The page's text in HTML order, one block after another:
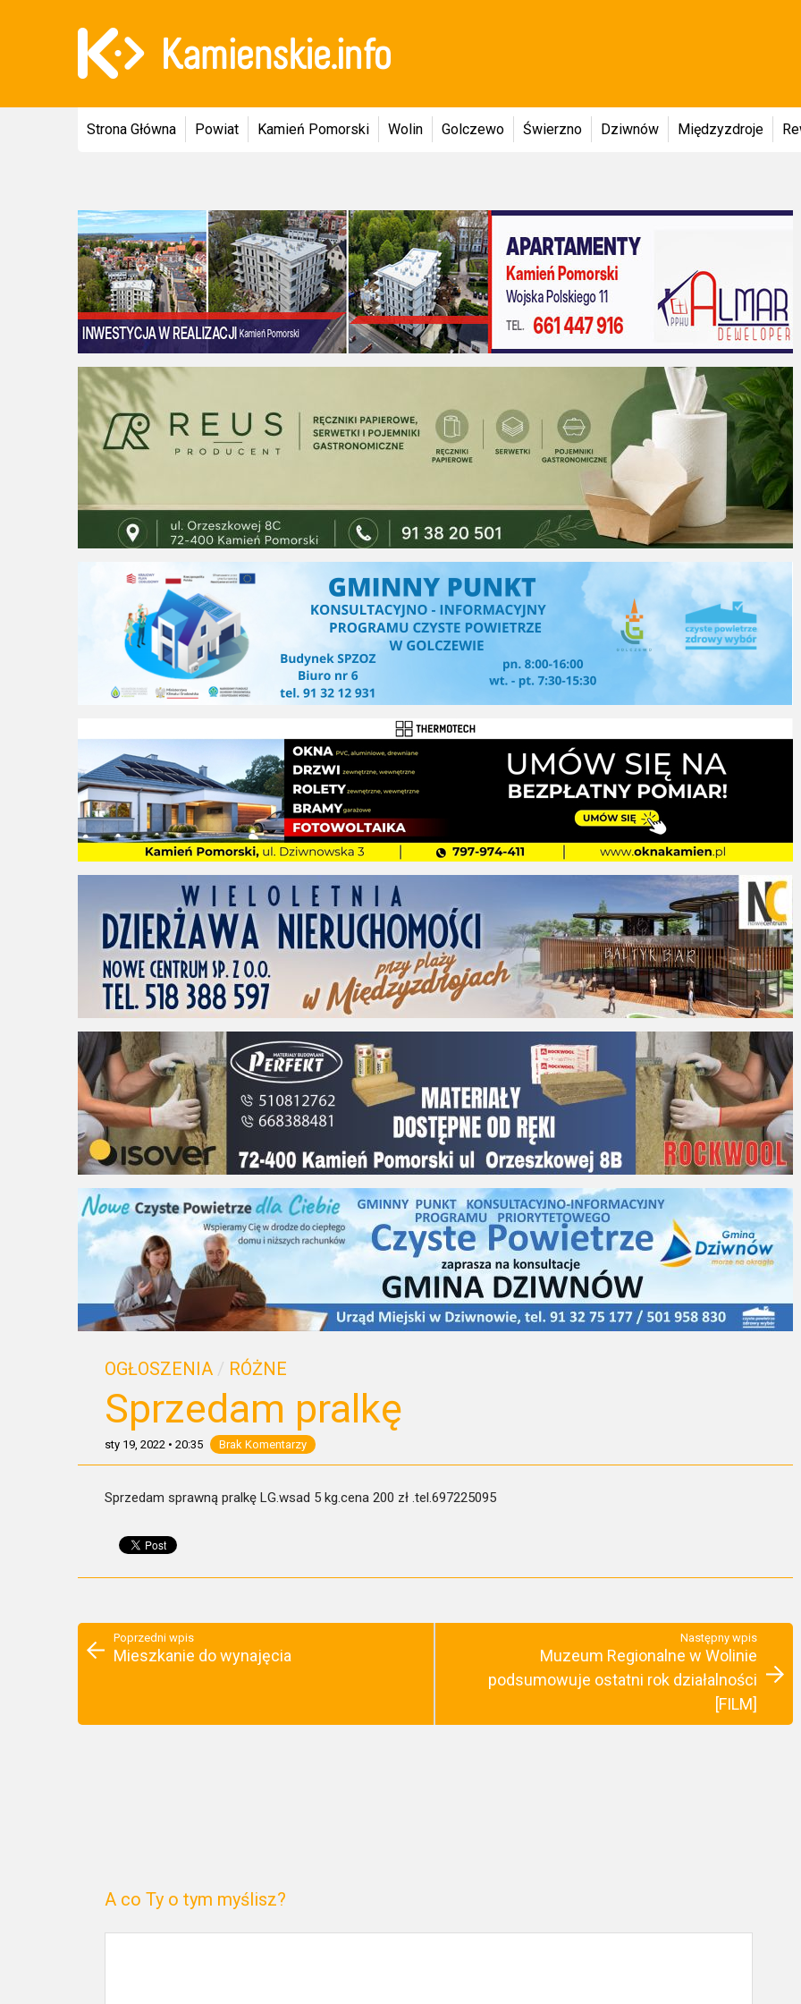
Strona Główna Powiat Kamień Pomorski Wolin Golczewo Świerzno Dziwnów Międzyzdroje
OGŁOSZENIA / RÓŻNE
Sprzedam pralkę
sty 19, 2022 • 20:35 Brak Komentarzy
Sprzedam sprawną pralkę LG.wsad 5 kg.cena 200 zł .tel.697225095
Poprzedni wpis
Mieszkanie do wynajęcia
Następny wpis
Muzeum Regionalne w Wolinie
podsumowuje ostatni rok działalności
[FILM]
A co Ty o tym myślisz?